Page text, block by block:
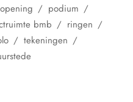
opening
podium
bmb
ringen
tekeningen